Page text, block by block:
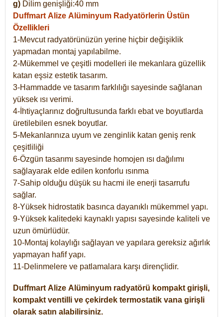
g) Dilim genişliği:40 mm
Duffmart Alize Alüminyum Radyatörlerin Üstün
Özellikleri
1-Mevcut radyatörünüzün yerine hiçbir değişiklik
yapmadan montaj yapılabilme.
2-Mükemmel ve çeşitli modelleri ile mekanlara güzellik
katan eşsiz estetik tasarım.
3-Hammadde ve tasarım farklılığı sayesinde sağlanan
yüksek ısı verimi.
4-İhtiyaçlarınız doğrultusunda farklı ebat ve boyutlarda
üretilebilen esnek boyutlar.
5-Mekanlarınıza uyum ve zenginlik katan geniş renk
çeşitliliği
6-Özgün tasarımı sayesinde homojen ısı dağılımı
sağlayarak elde edilen konforlu ısınma
7-Sahip olduğu düşük su hacmi ile enerji tasarrufu
sağlar.
8-Yüksek hidrostatik basınca dayanıklı mükemmel yapı.
9-Yüksek kalitedeki kaynaklı yapısı sayesinde kaliteli ve
uzun ömürlüdür.
10-Montaj kolaylığı sağlayan ve yapılara gereksiz ağırlık
yapmayan hafif yapı.
11-Delinmelere ve patlamalara karşı dirençlidir.
Duffmart Alize Alüminyum radyatörü kompakt girişli,
kompakt ventilli ve çekirdek termostatik vana girişli
olarak satın alabilirsiniz.